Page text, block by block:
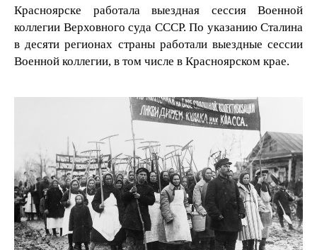
Красноярске работала выездная сессия Военной
коллегии Верховного суда СССР. По указанию Сталина
в десяти регионах страны работали выездные сессии
Военной коллегии, в том числе в Красноярском крае.